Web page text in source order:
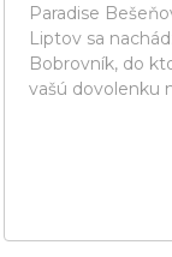
Paradise
Liptov sa
Bobrovník, do
vašú dovolenku